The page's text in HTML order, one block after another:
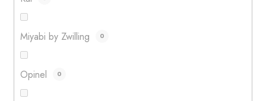
Miyabi by Zwilling 0
Opinel 0